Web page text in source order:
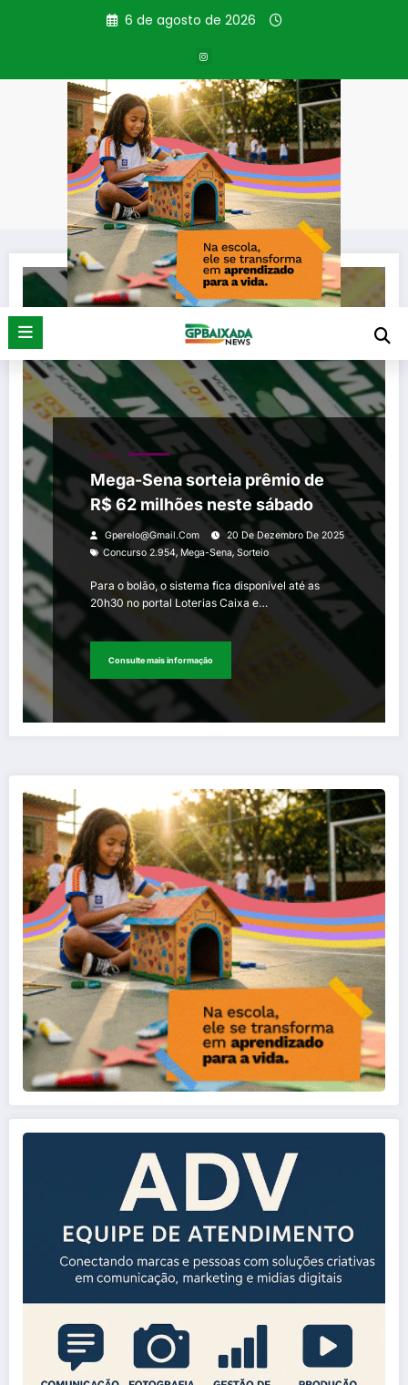
6 de agosto de 2026
Tag: concurso 2.954
Página inicial concurso 2.954
LOTERIA
Mega-Sena sorteia prêmio de
R$ 62 milhões neste sábado
Gperelo@gmail.com
20 De Dezembro De 2025
Concurso 2.954, Mega-Sena, Sorteio
Para o bolão, o sistema fica disponível até as
20h30 no portal Loterias Caixa e…
Consulte mais informação